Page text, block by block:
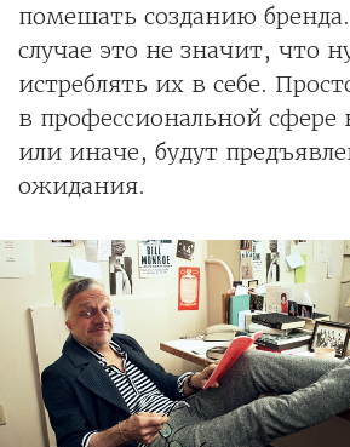
помешать созданию
случае это не значит, что
истреблять их в себе.
в профессиональной сфере
или иначе, будут
ожидания.